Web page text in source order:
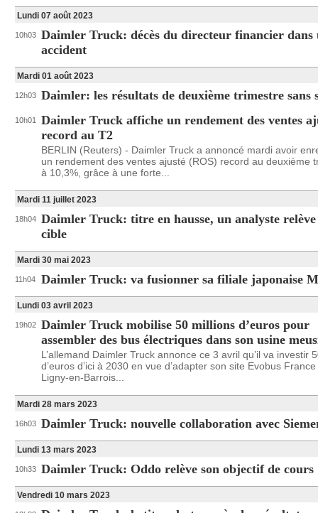
Lundi 07 août 2023
10h03 Daimler Truck: décès du directeur financier dans
accident
Mardi 01 août 2023
12h03 Daimler: les résultats de deuxième trimestre sans
10h01
Daimler Truck affiche un rendement des ventes
record au T2
BERLIN (Reuters) - Daimler Truck a annoncé mardi avoir
un rendement des ventes ajusté (ROS) record au deuxième
à 10,3%, grâce à une forte...
Mardi 11 juillet 2023
18h04 Daimler Truck: titre en hausse, un analyste relève
cible
Mardi 30 mai 2023
11h04 Daimler Truck: va fusionner sa filiale japonaise
Lundi 03 avril 2023
19h02 Daimler Truck mobilise 50 millions d’euros pour
assembler des bus électriques dans son usine
L’allemand Daimler Truck annonce ce 3 avril qu’il va investir
d’euros d’ici à 2030 en vue d’adapter son site Evobus
Ligny-en-Barrois...
Mardi 28 mars 2023
16h03 Daimler Truck: nouvelle collaboration avec
Lundi 13 mars 2023
10h33 Daimler Truck: Oddo relève son objectif de cours
Vendredi 10 mars 2023